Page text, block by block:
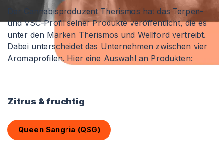
Der Cannabisproduzent Therismos hat das Terpen-
und VSC-Profil seiner Produkte veröffentlicht, die es
unter den Marken Therismos und Wellford vertreibt.
Dabei unterscheidet das Unternehmen zwischen vier
Aromaprofilen. Hier eine Auswahl an Produkten:
Zitrus & fruchtig
Queen Sangria (QSG)